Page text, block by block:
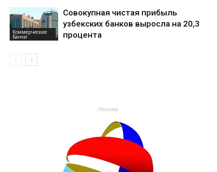
Коммерческие
Банки
Совокупная чистая прибыль
узбекских банков выросла на 20,3
процента
- Реклама -